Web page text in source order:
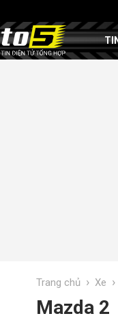
Trang chủ › Xe ›
Mazda 2